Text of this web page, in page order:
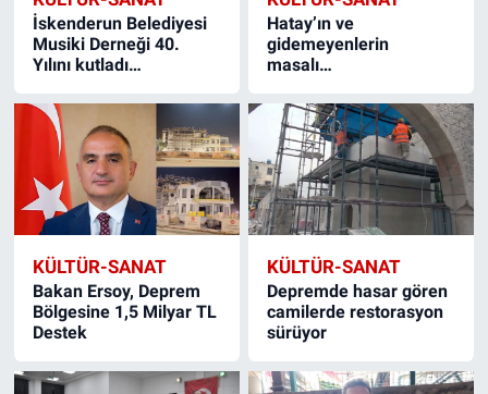
İskenderun Belediyesi
Musiki Derneği 40.
Yılını kutladı…
Hatay’ın ve
gidemeyenlerin
masalı…
KÜLTÜR-SANAT
Bakan Ersoy, Deprem
Bölgesine 1,5 Milyar TL
Destek
KÜLTÜR-SANAT
Depremde hasar gören
camilerde restorasyon
sürüyor